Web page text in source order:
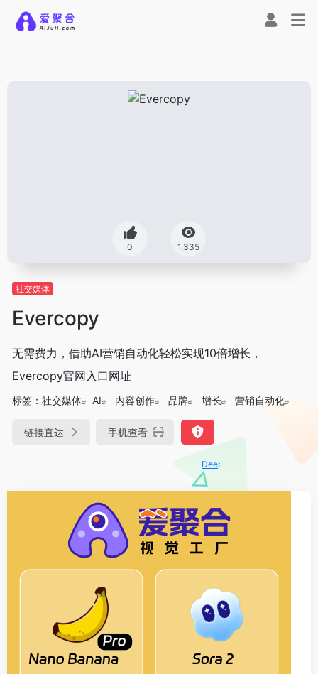
0 1,335
社交媒体
Evercopy
无需费力，借助AI营销自动化轻松实现10倍增长，
Evercopy官网入口网址
标签： 社交媒体 AI 内容创作 品牌 增长 营销自动化
链接直达 手机查看
DeepSeek-R1、V3满血版免费用